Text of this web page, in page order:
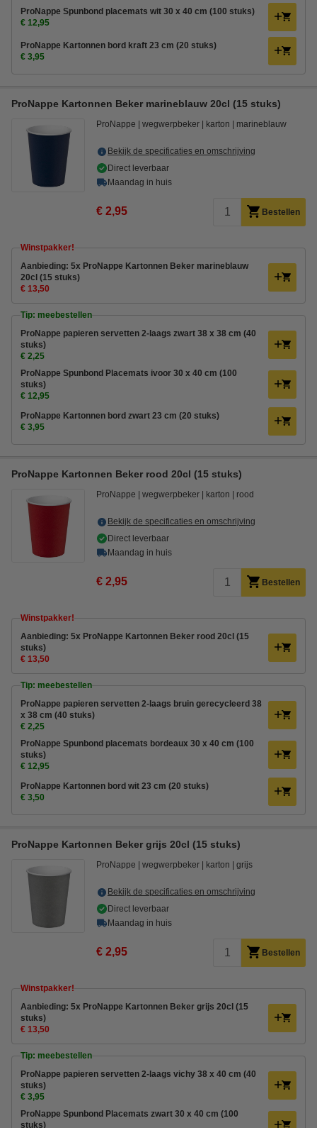
ProNappe Spunbond placemats wit 30 x 40 cm (100 stuks)
€ 12,95
ProNappe Kartonnen bord kraft 23 cm (20 stuks)
€ 3,95
ProNappe Kartonnen Beker marineblauw 20cl (15 stuks)
ProNappe wegwerpbeker karton marineblauw
Bekijk de specificaties en omschrijving
Direct leverbaar
Maandag in huis
€ 2,95 Bestellen
Winstpakker!
Aanbieding: 5x ProNappe Kartonnen Beker marineblauw
20cl (15 stuks)
€ 13,50
Tip: meebestellen
ProNappe papieren servetten 2-laags zwart 38 x 38 cm (40
stuks)
€ 2,25
ProNappe Spunbond Placemats ivoor 30 x 40 cm (100
stuks)
€ 12,95
ProNappe Kartonnen bord zwart 23 cm (20 stuks)
€ 3,95
ProNappe Kartonnen Beker rood 20cl (15 stuks)
ProNappe wegwerpbeker karton rood
Bekijk de specificaties en omschrijving
Direct leverbaar
Maandag in huis
€ 2,95 Bestellen
Winstpakker!
Aanbieding: 5x ProNappe Kartonnen Beker rood 20cl (15
stuks)
€ 13,50
Tip: meebestellen
ProNappe papieren servetten 2-laags bruin gerecycleerd 38
x 38 cm (40 stuks)
€ 2,25
ProNappe Spunbond placemats bordeaux 30 x 40 cm (100
stuks)
€ 12,95
ProNappe Kartonnen bord wit 23 cm (20 stuks)
€ 3,50
ProNappe Kartonnen Beker grijs 20cl (15 stuks)
ProNappe wegwerpbeker karton grijs
Bekijk de specificaties en omschrijving
Direct leverbaar
Maandag in huis
€ 2,95 Bestellen
Winstpakker!
Aanbieding: 5x ProNappe Kartonnen Beker grijs 20cl (15
stuks)
€ 13,50
Tip: meebestellen
ProNappe papieren servetten 2-laags vichy 38 x 40 cm (40
stuks)
€ 3,95
ProNappe Spunbond Placemats zwart 30 x 40 cm (100
stuks)